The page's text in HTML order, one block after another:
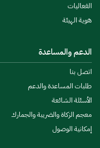
الفعاليات
هوية الهيئة
الدعم والمساعدة
اتصل بنا
طلبات المساعدة والدعم
الأسئلة الشائعة
معجم الزكاة والضريبة والجمارك
إمكانية الوصول